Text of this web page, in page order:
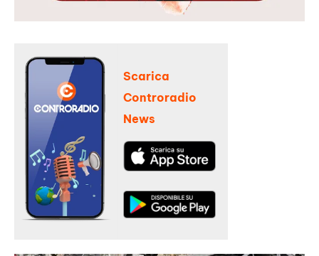
Scarica
Controradio
News